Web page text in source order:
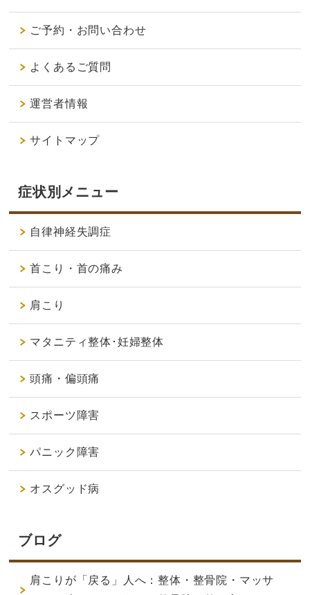
ご予約・お問い合わせ
よくあるご質問
運営者情報
サイトマップ
症状別メニュー
自律神経失調症
首こり・首の痛み
肩こり
マタニティ整体･妊婦整体
頭痛・偏頭痛
スポーツ障害
パニック障害
オスグッド病
ブログ
肩こりが「戻る」人へ：整体・整骨院・マッサ